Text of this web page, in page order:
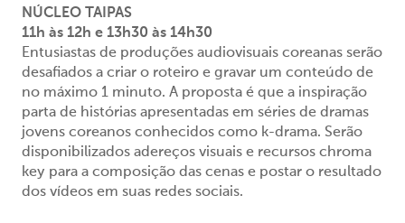
NÚCLEO TAIPAS
11h às 12h e 13h30 às 14h30
Entusiastas de produções audiovisuais coreanas serão
desafiados a criar o roteiro e gravar um conteúdo de
no máximo 1 minuto. A proposta é que a inspiração
parta de histórias apresentadas em séries de dramas
jovens coreanos conhecidos como k-drama. Serão
disponibilizados adereços visuais e recursos chroma
key para a composição das cenas e postar o resultado
dos vídeos em suas redes sociais.